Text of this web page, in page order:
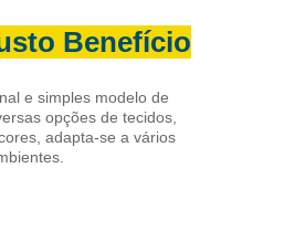
Benefício
e simples modelo de
opções de tecidos,
adapta-se a vários